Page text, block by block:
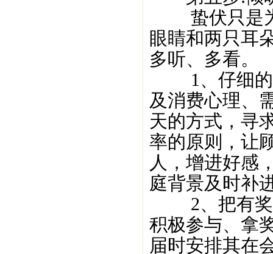
蛰伏只是为
眼睛和两只耳
多听、多看。
1、仔细的
及消费心理、
天的方式，寻
率的原则，让
人，增进好感
庭背景及时补
2、把有奖
积极参与、拿
届时安排其在